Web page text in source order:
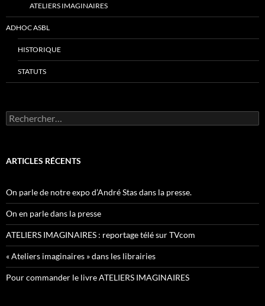
ATELIERS IMAGINAIRES
ADHOC ASBL
HISTORIQUE
STATUTS
Rechercher :
ARTICLES RÉCENTS
On parle de notre expo d’André Stas dans la presse.
On en parle dans la presse
ATELIERS IMAGINAIRES : reportage télé sur TVcom
« Ateliers imaginaires » dans les librairies
Pour commander le livre ATELIERS IMAGINAIRES